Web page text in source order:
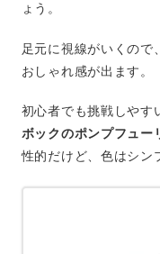
ょう。
足元に視線がいくので
おしゃれ感が出ます。
初心者でも挑戦しやす
ボックのポンプフュー
性的だけど、色はシン